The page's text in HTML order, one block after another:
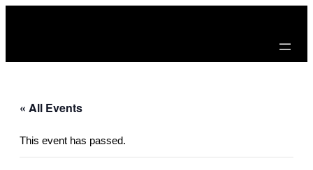
« All Events
This event has passed.